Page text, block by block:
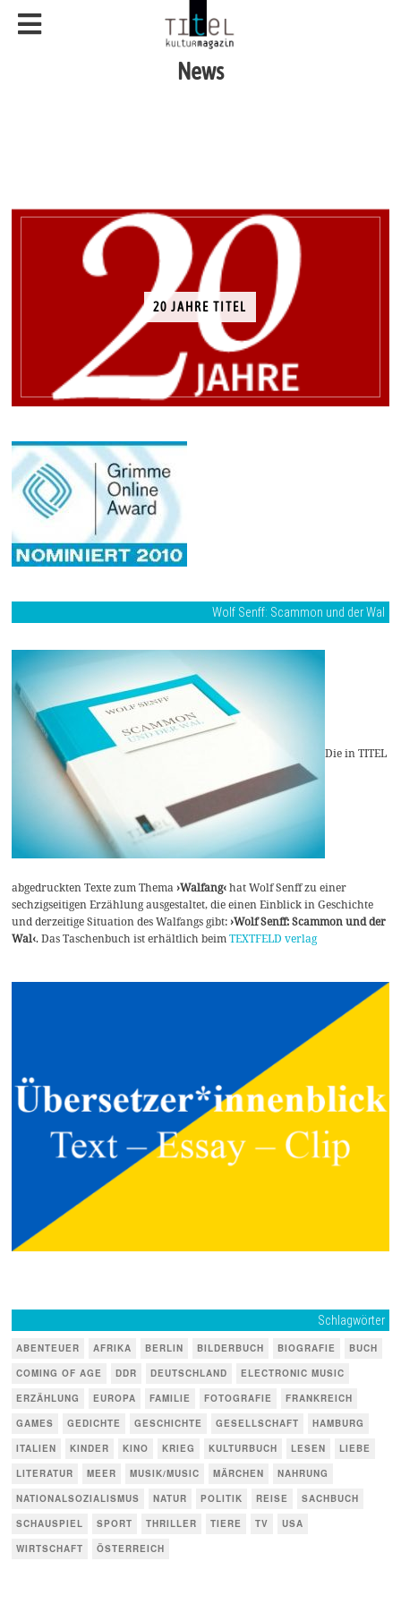
News
20 JAHRE TITEL
Wolf Senff: Scammon und der Wal
Die in TITEL
abgedruckten Texte zum Thema›Walfang‹hat Wolf Senff zu einer
sechzigseitigen Erzählung ausgestaltet, die einen Einblick in Geschichte
und derzeitige Situation des Walfangs gibt:›Wolf Senff: Scammon und der
Wal‹. Das Taschenbuch ist erhältlich beimTEXTFELD verlag
Schlagwörter
ABENTEUER AFRIKA BERLIN BILDERBUCH BIOGRAFIE
BUCH
COMING OF AGE
DDR DEUTSCHLAND
ELECTRONIC MUSIC
ERZÄHLUNG
EUROPA FAMILIE FOTOGRAFIE
FRANKREICH
GAMES
GEDICHTE GESCHICHTE GESELLSCHAFT
HAMBURG
ITALIEN
KINDER KINO KRIEG KULTURBUCH LESEN
LIEBE
LITERATUR
MEER MUSIK/MUSIC MÄRCHEN
NAHRUNG
NATIONALSOZIALISMUS
NATUR POLITIK REISE
SACHBUCH
SCHAUSPIEL
SPORT THRILLER TIERE TV
USA
WIRTSCHAFT
ÖSTERREICH